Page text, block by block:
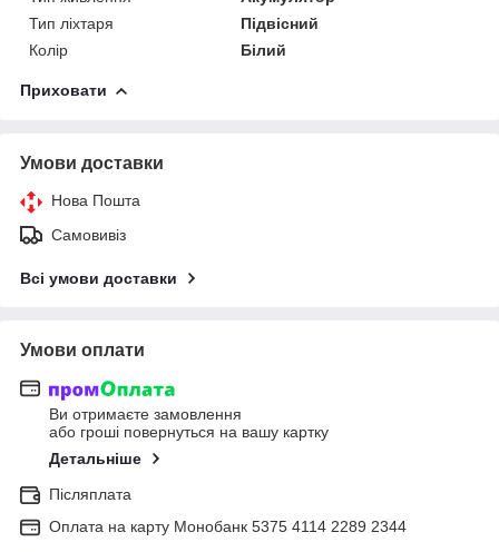
Тип ліхтаря
Підвісний
Колір
Білий
Приховати
Умови доставки
Нова Пошта
Самовивіз
Всі умови доставки
Умови оплати
Ви отримаєте замовлення
або гроші повернуться на вашу картку
Детальніше
Післяплата
Оплата на карту Монобанк 5375 4114 2289 2344